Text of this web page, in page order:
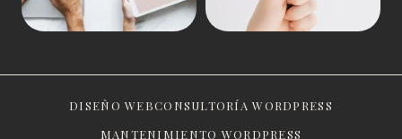
DISEÑO WEBCONSULTORÍA WORDPRESS
MANTENIMIENTO WORDPRESS